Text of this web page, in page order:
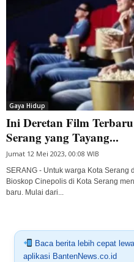
Gaya Hidup
Ini Deretan Film
Serang yang Tayang...
Jumat 12 Mei 2023, 00:08 WIB
SERANG - Untuk warga Kota Serang
Bioskop Cinepolis di Kota Serang
baru. Mulai dari...
Baca berita lebih cepat
aplikasi BantenNews.co.id